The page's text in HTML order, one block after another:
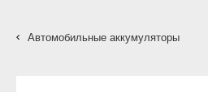
Автомобильные аккумуляторы